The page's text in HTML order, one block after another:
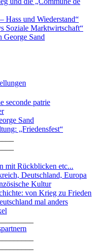
Hass und Wiederstand“
Soziale Marktwirtschaft“
George Sand
seconde patrie
Sand
„Friedensfest“
mit Rückblicken etc...
Deutschland, Europa
Kultur
von Krieg zu Frieden
mal anders